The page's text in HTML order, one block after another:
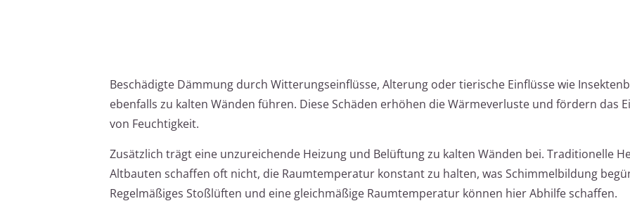
Beschädigte Dämmung durch Witterungseinflüsse, Alterung oder tierische Einflüsse wie
ebenfalls zu kalten Wänden führen. Diese Schäden erhöhen die Wärmeverluste und fördern das
von Feuchtigkeit.
Zusätzlich trägt eine unzureichende Heizung und Belüftung zu kalten Wänden bei. Traditionelle
Altbauten schaffen oft nicht, die Raumtemperatur konstant zu halten, was Schimmelbildung
Regelmäßiges Stoßlüften und eine gleichmäßige Raumtemperatur können hier Abhilfe schaffen.